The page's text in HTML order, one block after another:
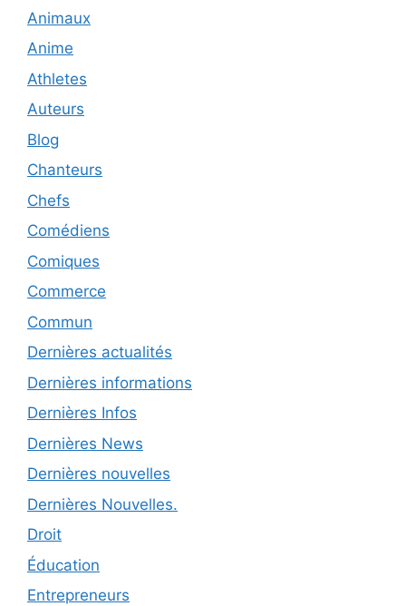
Animaux
Anime
Athletes
Auteurs
Blog
Chanteurs
Chefs
Comédiens
Comiques
Commerce
Commun
Dernières actualités
Dernières informations
Dernières Infos
Dernières News
Dernières nouvelles
Dernières Nouvelles.
Droit
Éducation
Entrepreneurs